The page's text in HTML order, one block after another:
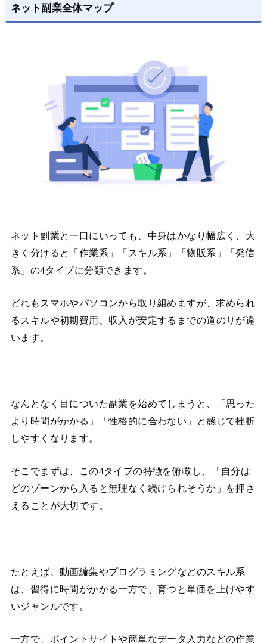
ネット副業全体マップ
ネット副業と一口にいっても、中身はかなり幅広く、大
きく分けると「作業系」「スキル系」「物販系」「発信
系」の4タイプに分類できます。
どれもスマホやパソコンから取り組めますが、求められ
るスキルや初期費用、収入が安定するまでの道のりが違
います。
なんとなく目についた副業を始めてしまうと、「思った
より時間がかかる」「性格的に合わない」と感じて挫折
しやすくなります。
そこでまずは、この4タイプの特徴を俯瞰し、「自分は
どのゾーンから入ると無理なく続けられそうか」を押さ
えることが大切です。
たとえば、動画編集やプログラミングなどのスキル系
は、習得に時間がかかる一方で、育つと単価を上げやす
いジャンルです。
一方で、ポイントサイトや簡単なデータ入力などの作業